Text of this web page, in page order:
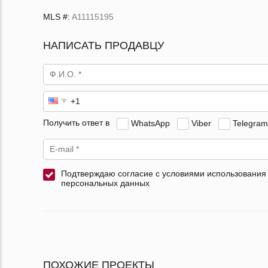
MLS #: A11115195
НАПИСАТЬ ПРОДАВЦУ
Получить ответ в WhatsApp Viber Telegram
Подтверждаю согласие с условиями использования
персональных данных
ПОХОЖИЕ ПРОЕКТЫ